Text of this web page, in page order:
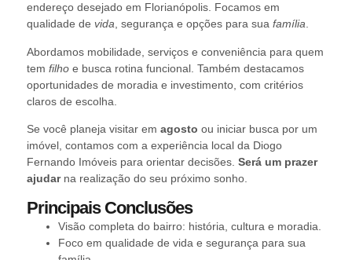
endereço desejado em Florianópolis. Focamos em
qualidade de vida, segurança e opções para sua família.
Abordamos mobilidade, serviços e conveniência para quem
tem filho e busca rotina funcional. Também destacamos
oportunidades de moradia e investimento, com critérios
claros de escolha.
Se você planeja visitar em agosto ou iniciar busca por um
imóvel, contamos com a experiência local da Diogo
Fernando Imóveis para orientar decisões. Será um prazer
ajudarna realização do seu próximo sonho.
Principais Conclusões
Visão completa do bairro: história, cultura e moradia.
Foco em qualidade de vida e segurança para sua